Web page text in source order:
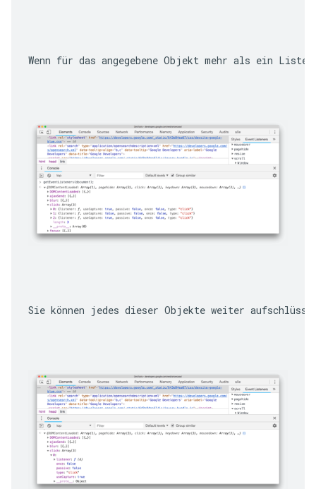
Wenn für das angegebene Objekt mehr als ein
Sie können jedes dieser Objekte weiter